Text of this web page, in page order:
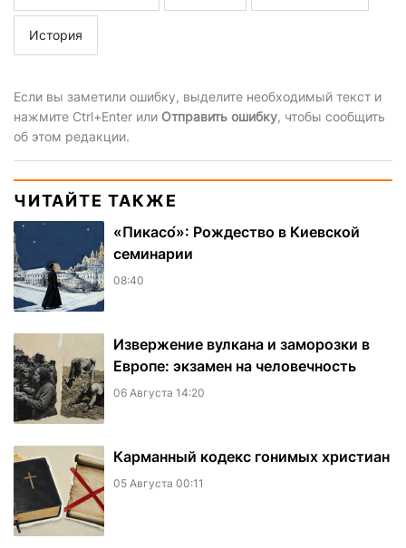
История
Если вы заметили ошибку, выделите необходимый текст и
нажмите Ctrl+Enter или Отправить ошибку, чтобы сообщить
об этом редакции.
ЧИТАЙТЕ ТАКЖЕ
«Пикасо́»: Рождество в Киевской
семинарии
08:40
Извержение вулкана и заморозки в
Европе: экзамен на человечность
06 Августа 14:20
Карманный кодекс гонимых христиан
05 Августа 00:11